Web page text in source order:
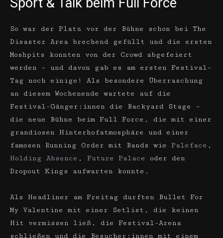
So war der Platz vor der Bühne schon bei The
Disaster Area brechend gefüllt und die ersten
Moshpits konnten von der Crowd abgefeiert
werden – und davon gab es am ersten Festival-
Tag noch einige! Als besondere Überraschung
an diesem Wochenende wartete auf die
Festival-Gänger:innen die Backyard Stage –
die neue Bühne beim Full Force, die mit einer
grandiosen Hinterhofatmosphäre und einer
famosen Running Order mit Bands wie Paleface ,
Holding Absence , Future Palace
oder den
Dropout Kings aufwarten konnte.
Als Headliner am Freitag durften Bullet For
My Valentine mit einer Setlist, die keinen
Hit vermissen ließ, die Festival-Arena
schließen und die Besucher:innen mit einem